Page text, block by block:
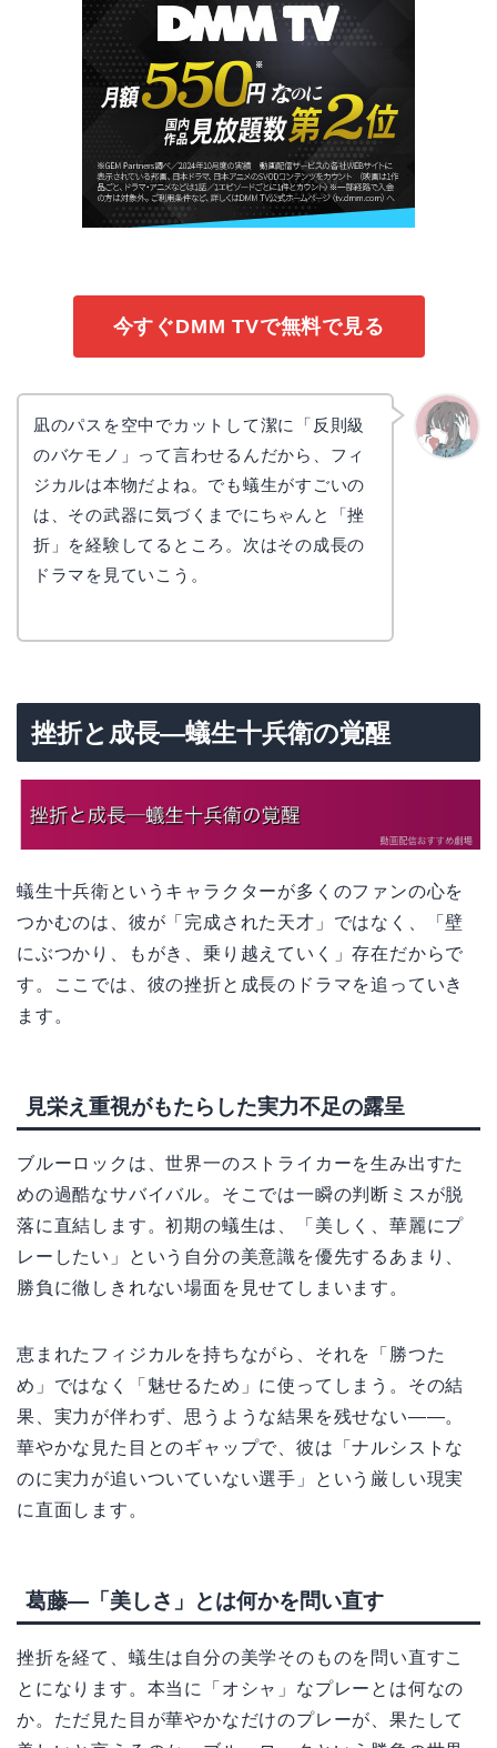
今すぐDMM TVで無料で見る
凪のパスを空中でカットして潔に「反則級
のバケモノ」って言わせるんだから、フィ
ジカルは本物だよね。でも蟻生がすごいの
は、その武器に気づくまでにちゃんと「挫
折」を経験してるところ。次はその成長の
ドラマを見ていこう。
挫折と成長—蟻生十兵衛の覚醒
蟻生十兵衛というキャラクターが多くのファンの心を
つかむのは、彼が「完成された天才」ではなく、「壁
にぶつかり、もがき、乗り越えていく」存在だからで
す。ここでは、彼の挫折と成長のドラマを追っていき
ます。
見栄え重視がもたらした実力不足の露呈
ブルーロックは、世界一のストライカーを生み出すた
めの過酷なサバイバル。そこでは一瞬の判断ミスが脱
落に直結します。初期の蟻生は、「美しく、華麗にプ
レーしたい」という自分の美意識を優先するあまり、
勝負に徹しきれない場面を見せてしまいます。
恵まれたフィジカルを持ちながら、それを「勝つた
め」ではなく「魅せるため」に使ってしまう。その結
果、実力が伴わず、思うような結果を残せない——。
華やかな見た目とのギャップで、彼は「ナルシストな
のに実力が追いついていない選手」という厳しい現実
に直面します。
葛藤—「美しさ」とは何かを問い直す
挫折を経て、蟻生は自分の美学そのものを問い直すこ
とになります。本当に「オシャ」なプレーとは何なの
か。ただ見た目が華やかなだけのプレーが、果たして